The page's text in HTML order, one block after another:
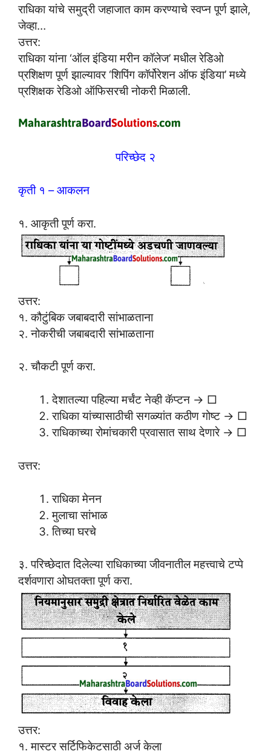
राधिका यांचे समुद्री जहाजात काम करण्याचे स्वप्न पूर्ण झाले,
जेव्हा…
उत्तर:
राधिका यांना ‘ऑल इंडिया मरीन कॉलेज’ मधील रेडिओ
प्रशिक्षण पूर्ण झाल्यावर ‘शिपिंग कॉर्पोरेशन ऑफ इंडिया’ मध्ये
प्रशिक्षक रेडिओ ऑफिसरची नोकरी मिळाली.
परिच्छेद २
कृती १ – आकलन
१. आकृती पूर्ण करा.
उत्तर:
१. कौटुंबिक जबाबदारी सांभाळताना
२. नोकरीची जबाबदारी सांभाळताना
२. चौकटी पूर्ण करा.
देशातल्या पहिल्या मर्चंट नेव्ही कॅप्टन → □
राधिका यांच्यासाठीची सगळ्यांत कठीण गोष्ट → □
राधिकाच्या रोमांचकारी प्रवासात साथ देणारे → □
उत्तर:
राधिका मेनन
मुलाचा सांभाळ
तिच्या घरचे
३. परिच्छेदात दिलेल्या राधिकाच्या जीवनातील महत्त्वाचे टप्पे
दर्शवणारा ओघतक्ता पूर्ण करा.
उत्तर:
१. मास्टर सर्टिफिकेटसाठी अर्ज केला